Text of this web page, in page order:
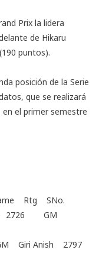
Prix la lidera
de Hikaru
puntos).
posición de la Serie
que se realizará
el primer semestre
Rtg SNo.
GM
Giri Anish 2797